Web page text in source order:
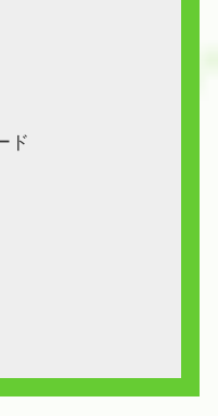
ド